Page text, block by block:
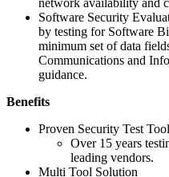
Software Security
by testing for Software
minimum set of data
Communications and
guidance.
Benefits
Proven Security Test Tool
Over 15 years
leading vendors.
Multi Tool Solution